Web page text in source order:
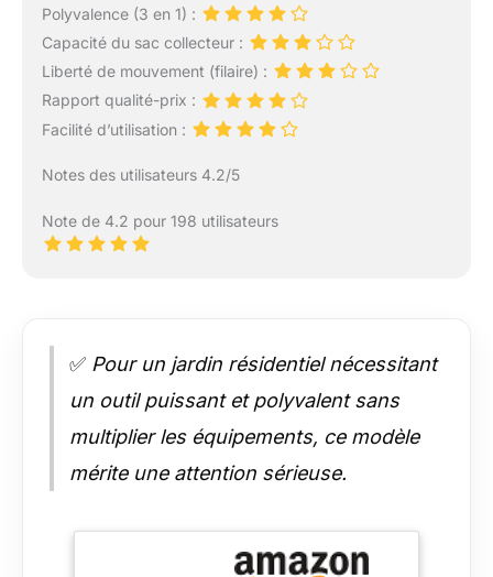
Polyvalence (3 en 1) :
Capacité du sac collecteur :
Liberté de mouvement (filaire) :
Rapport qualité-prix :
Facilité d’utilisation :
Notes des utilisateurs 4.2/5
Note de 4.2 pour 198 utilisateurs
✅ Pour un jardin résidentiel nécessitant
un outil puissant et polyvalent sans
multiplier les équipements, ce modèle
mérite une attention sérieuse.